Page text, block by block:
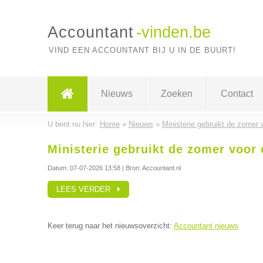
Accountant -vinden.be
VIND EEN ACCOUNTANT BIJ U IN DE BUURT!
Nieuws Zoeken Contact
U bent nu hier: Home» Nieuws » Ministerie gebruikt de zomer
Ministerie gebruikt de zomer
Datum: 07-07-2026 13:58| Bron: Accountant.nl
LEES VERDER
Keer terug naar het nieuwsoverzicht: Accountant nieuws